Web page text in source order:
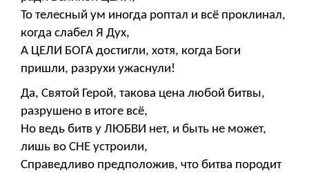
То телесный ум иногда роптал и всё проклинал,
когда слабел Я Дух,
А ЦЕЛИ БОГА достигли, хотя, когда Боги
пришли, разрухи ужаснули!
Да, Святой Герой, такова цена любой битвы,
разрушено в итоге всё,
Но ведь битв у ЛЮБВИ нет, и быть не может,
лишь во СНЕ устроили,
Справедливо предположив, что битва породит